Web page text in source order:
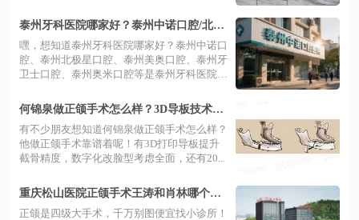
泰州牙科医院哪家好？泰州中诺口腔/北极
星口腔/美奥口腔医院排名前三
嘿，想知道泰州牙科医院哪家好？泰州中诺口
腔、泰州北极星口腔、泰州美奥口腔、泰州牙
卫士口腔、泰州奥米口腔等是泰州牙科医院
何锦泉做正颌手术怎么样？3D导板技术不
会歪脸，亲历者分享无失败案例
有不少朋友想知道何锦泉做正颌手术怎么样？
他做正颌手术靠谱着呢！有3D打印导板提升
截骨精度，数字化改脸型考虑全面，还有20...
重庆松山医院正颌手术王涛和肖林哪个更
好？来看资历|价格|效果纯干货对比
正颌是四级大手术，千万别图便宜找小诊所！